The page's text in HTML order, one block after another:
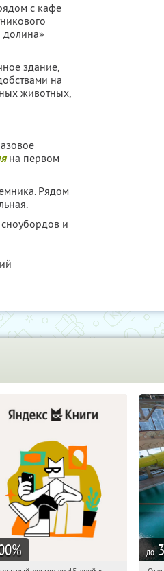
с кафе
долина»
здание,
на
животных,
на первом
Рядом
и
% до